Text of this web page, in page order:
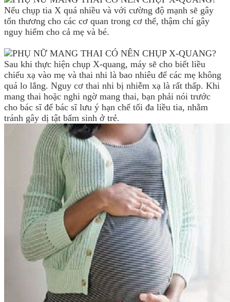
Nếu chụp tia X quá nhiều và với cường độ mạnh sẽ gây
tổn thương cho các cơ quan trong cơ thể, thậm chí gây
nguy hiểm cho cả mẹ và bé.
Sau khi thực hiện chụp X-quang, máy sẽ cho biết liều
chiếu xạ vào mẹ và thai nhi là bao nhiêu để các mẹ không
quá lo lắng. Nguy cơ thai nhi bị nhiễm xạ là rất thấp. Khi
mang thai hoặc nghi ngờ mang thai, bạn phải nói trước
cho bác sĩ để bác sĩ lưu ý hạn chế tối đa liều tia, nhằm
tránh gây dị tật bẩm sinh ở trẻ.